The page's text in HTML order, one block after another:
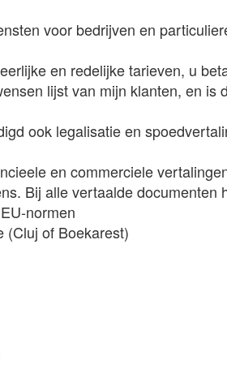
voor bedrijven en
en redelijke tarieven, u
lijst van mijn klanten, en is
ook legalisatie en
en commerciele
Bij alle vertaalde documenten
normen
(Cluj of Boekarest)